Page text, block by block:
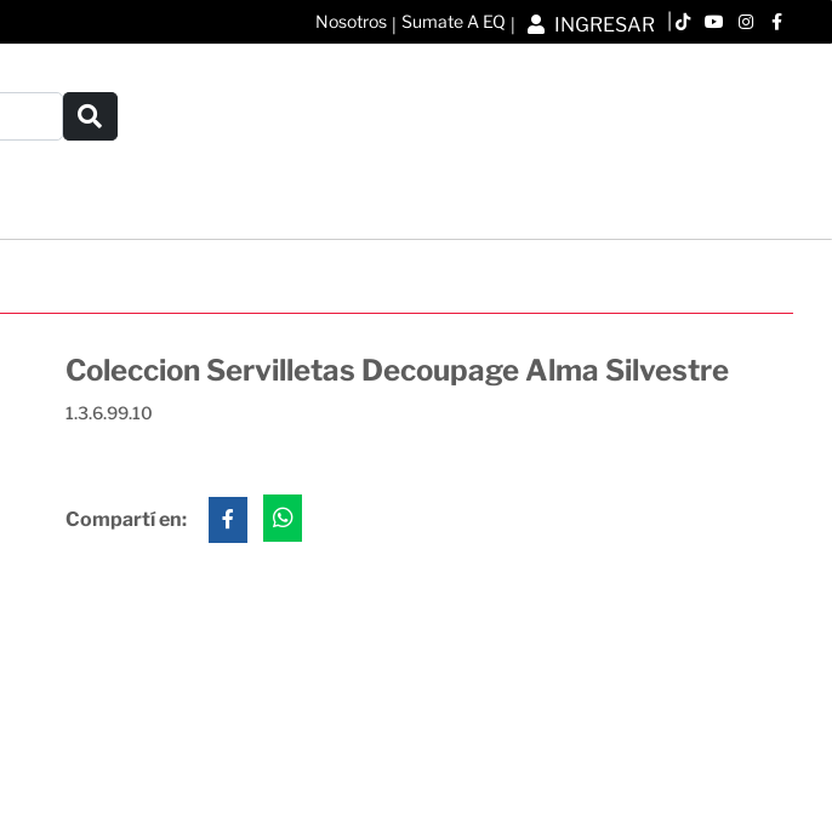
Nosotros | Sumate A EQ | INGRESAR
Coleccion Servilletas Decoupage Alma Silvestre
1.3.6.99.10
Compartí en: